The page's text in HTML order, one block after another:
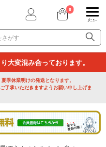
大変混み合っております。
季休業明けの発送となります。
了承いただきますようお願い申し上げま
0
ﾒﾆｭｰ